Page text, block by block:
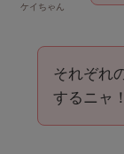
ケイちゃん
それぞれ
するニャ！